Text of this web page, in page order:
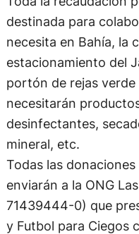
destinada para
necesita en Bahía, la
estacionamiento del
portón de rejas
necesitarán
desinfectantes,
mineral, etc.
Todas las
enviarán a la ONG
71439444-0) que
y Futbol para Ciegos